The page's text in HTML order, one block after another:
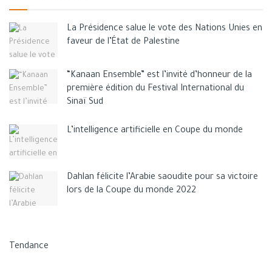
yeux.
La Présidence salue le vote des Nations Unies en
faveur de l’État de Palestine
“Kanaan Ensemble” est l’invité d’honneur de la
première édition du Festival International du
Sinaï Sud
L’intelligence artificielle en Coupe du monde
Dahlan félicite l’Arabie saoudite pour sa victoire
lors de la Coupe du monde 2022
Tendance